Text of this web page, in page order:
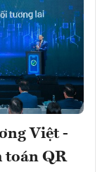
Việt -
toán QR